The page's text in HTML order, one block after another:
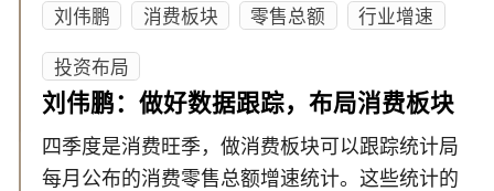
刘伟鹏 消费板块 零售总额
行业增速
投资布局
刘伟鹏：做好数据跟踪，布局消费板块
四季度是消费旺季，做消费板块可以跟踪统计局
每月公布的消费零售总额增速统计。这些统计的